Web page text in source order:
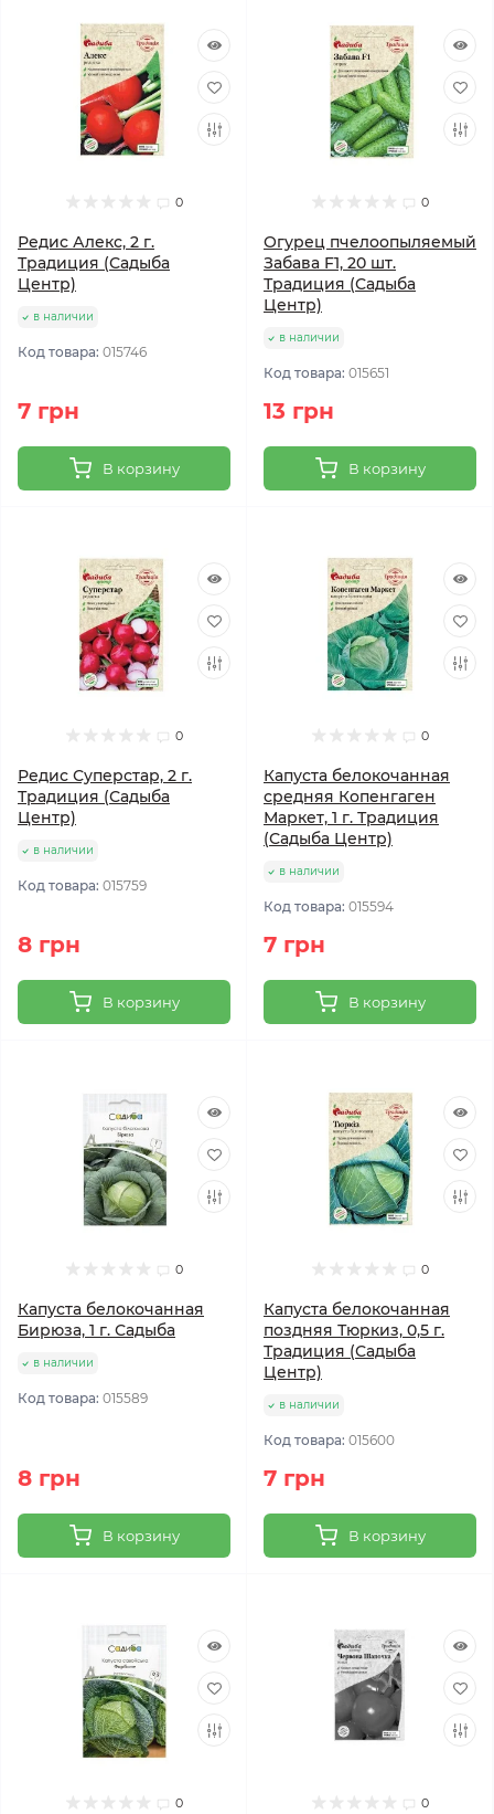
0
Редис Алекс, 2 г.
Традиция (Садыба
Центр)
в наличии
Код товара: 015746
7 грн
В корзину
0
Огурец пчелоопыляемый
Забава F1, 20 шт.
Традиция (Садыба
Центр)
в наличии
Код товара: 015651
13 грн
В корзину
0
Редис Суперстар, 2 г.
Традиция (Садыба
Центр)
в наличии
Код товара: 015759
8 грн
В корзину
0
Капуста белокочанная
средняя Копенгаген
Маркет, 1 г. Традиция
(Садыба Центр)
в наличии
Код товара: 015594
7 грн
В корзину
0
Капуста белокочанная
Бирюза, 1 г. Садыба
в наличии
Код товара: 015589
8 грн
В корзину
0
Капуста белокочанная
поздняя Тюркиз, 0,5 г.
Традиция (Садыба
Центр)
в наличии
Код товара: 015600
7 грн
В корзину
0 0